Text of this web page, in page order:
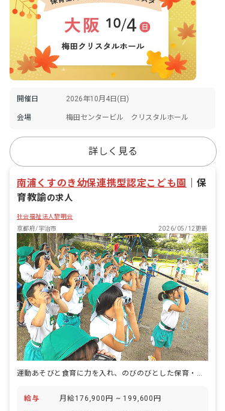
開催日 2026年10月4日(日)
会場 梅田センタービル クリスタルホール
詳しく見る
南浦くすのき幼保連携型認定こども園
保
育教諭の求人
社会福祉法人黎明会
京都府/宇治市
2026/05/12更新
運動あそびと食育に力を入れ、のびのびとした保育・教育をしています
給与 月給176,900円 ~ 199,600円